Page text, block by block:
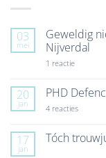
03
mei
Geweldig
Nijverdal
1 reactieop
Vanaf
7
mei
up
store
20
jan
PHD
4 reactiesop
17
jan
Tóch